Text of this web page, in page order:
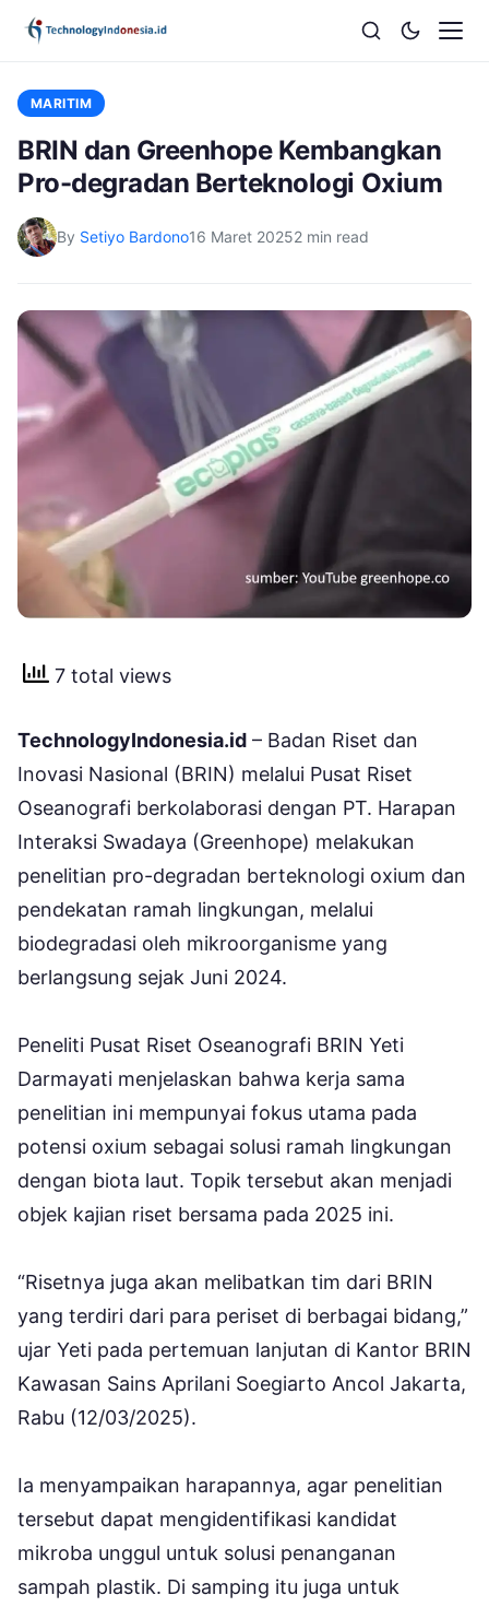
MARITIM
BRIN dan Greenhope Kembangkan
Pro-degradan Berteknologi Oxium
By Setiyo Bardono16 Maret 20252 min read
7 total views
TechnologyIndonesia.id – Badan Riset dan
Inovasi Nasional (BRIN) melalui Pusat Riset
Oseanografi berkolaborasi dengan PT. Harapan
Interaksi Swadaya (Greenhope) melakukan
penelitian pro-degradan berteknologi oxium dan
pendekatan ramah lingkungan, melalui
biodegradasi oleh mikroorganisme yang
berlangsung sejak Juni 2024.
Peneliti Pusat Riset Oseanografi BRIN Yeti
Darmayati menjelaskan bahwa kerja sama
penelitian ini mempunyai fokus utama pada
potensi oxium sebagai solusi ramah lingkungan
dengan biota laut. Topik tersebut akan menjadi
objek kajian riset bersama pada 2025 ini.
“Risetnya juga akan melibatkan tim dari BRIN
yang terdiri dari para periset di berbagai bidang,”
ujar Yeti pada pertemuan lanjutan di Kantor BRIN
Kawasan Sains Aprilani Soegiarto Ancol Jakarta,
Rabu (12/03/2025).
Ia menyampaikan harapannya, agar penelitian
tersebut dapat mengidentifikasi kandidat
mikroba unggul untuk solusi penanganan
sampah plastik. Di samping itu juga untuk